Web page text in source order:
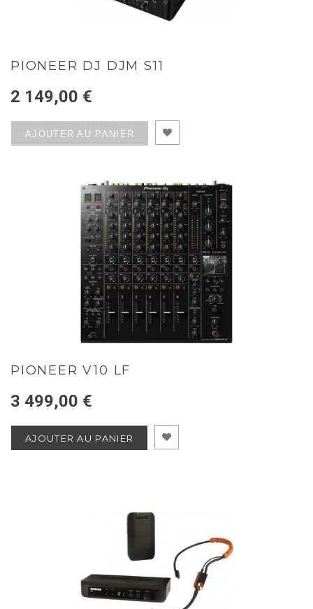
PIONEER DJ DJM S11
2 149,00 €
AJOUTER AU PANIER
PIONEER V10 LF
3 499,00 €
AJOUTER AU PANIER